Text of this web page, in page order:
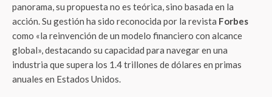
panorama, su propuesta no es teórica, sino basada en la
acción. Su gestión ha sido reconocida por la revista Forbes
como «la reinvención de un modelo financiero con alcance
global», destacando su capacidad para navegar en una
industria que supera los 1.4 trillones de dólares en primas
anuales en Estados Unidos.